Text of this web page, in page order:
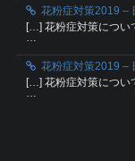
花粉症対策2019 –
[…] 花粉症対策につい
…
花粉症対策2019 –
[…] 花粉症対策につい
…